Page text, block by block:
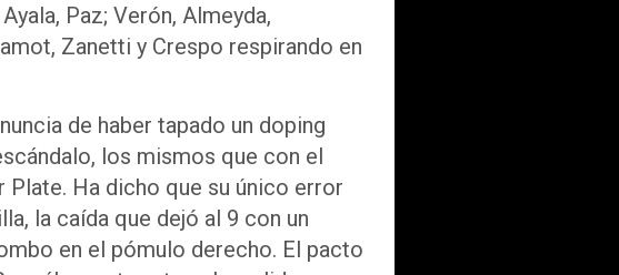
Paz; Verón, Almeyda,
Zanetti y Crespo respirando en
de haber tapado un doping
los mismos que con el
Ha dicho que su único error
la caída que dejó al 9 con un
en el pómulo derecho. El pacto